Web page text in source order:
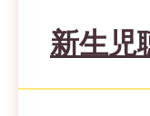
新生児